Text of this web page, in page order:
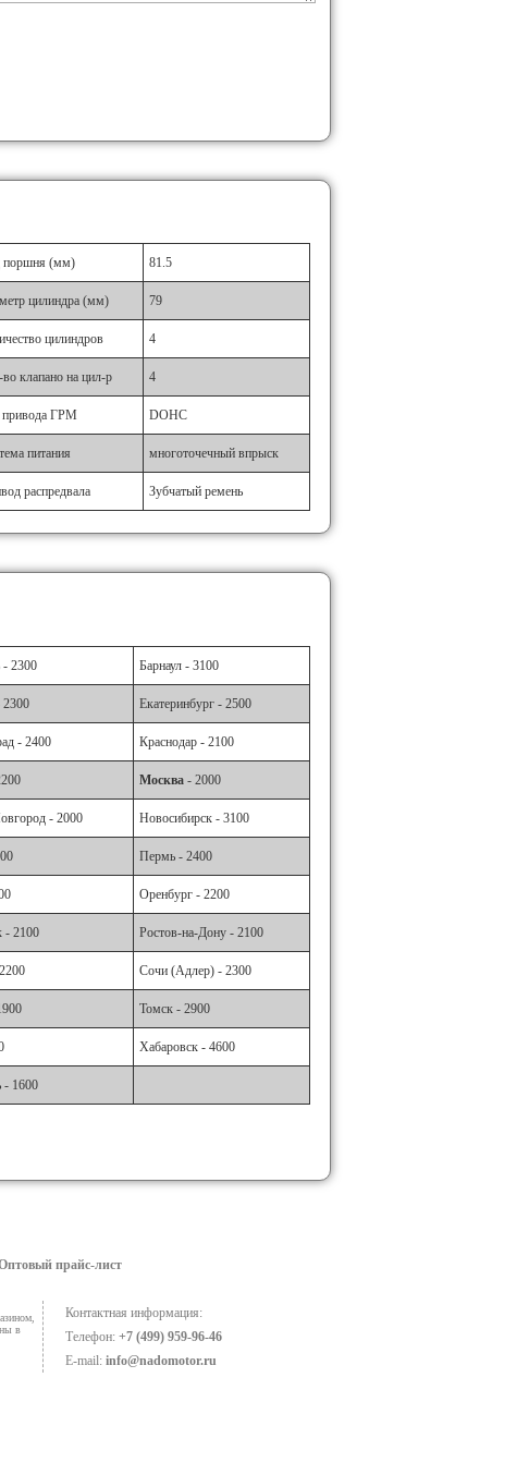
поршня (мм) 81.5
цилиндра (мм) 79
цилиндров 4
клапано на цил-р 4
привода ГРМ DOHC
питания многоточечный впрыск
распредвала Зубчатый ремень
- 2300 Барнаул - 3100
Екатеринбург - 2500
- 2400 Краснодар - 2100
Москва - 2000
- 2000 Новосибирск - 3100
Пермь - 2400
Оренбург - 2200
- 2100 Ростов-на-Дону - 2100
Сочи (Адлер) - 2300
Томск - 2900
Хабаровск - 4600
- 1600
прайс-лист
Контактная информация:
Телефон: +7 (499) 959-96-46
E-mail: info@nadomotor.ru
в